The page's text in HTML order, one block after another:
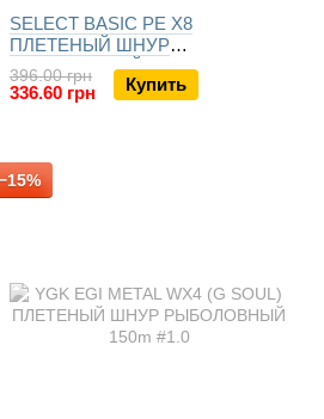
SELECT BASIC PE X8
ПЛЕТЕНЫЙ ШНУР
РЫБОЛОВНЫЙ 150м (multi-
colored)
396.00 грн
336.60 грн Купить